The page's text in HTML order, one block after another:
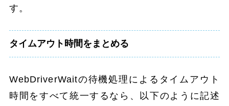
す。
タイムアウト時間をまとめる
WebDriverWaitの待機処理によるタイムアウト
時間をすべて統一するなら、以下のように記述